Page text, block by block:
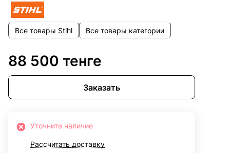
Все товары Stihl Все товары категории
88 500 тенге
Заказать
Уточните наличие
Рассчитать доставку